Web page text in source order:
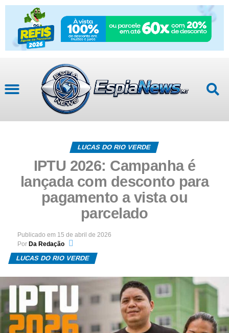
LUCAS DO RIO VERDE
IPTU 2026: Campanha é
lançada com desconto para
pagamento a vista ou
parcelado
Publicado em 15 de abril de 2026
Por Da Redação
LUCAS DO RIO VERDE